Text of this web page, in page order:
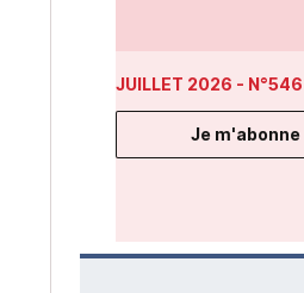
JUILLET 2026 - N°546
Je m'abonne